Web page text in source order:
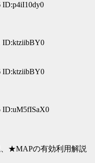
ID:p4iI10dy0
ID:ktziibBY0
ID:ktziibBY0
ID:uM5fISaX0
★MAPの有効利用解説